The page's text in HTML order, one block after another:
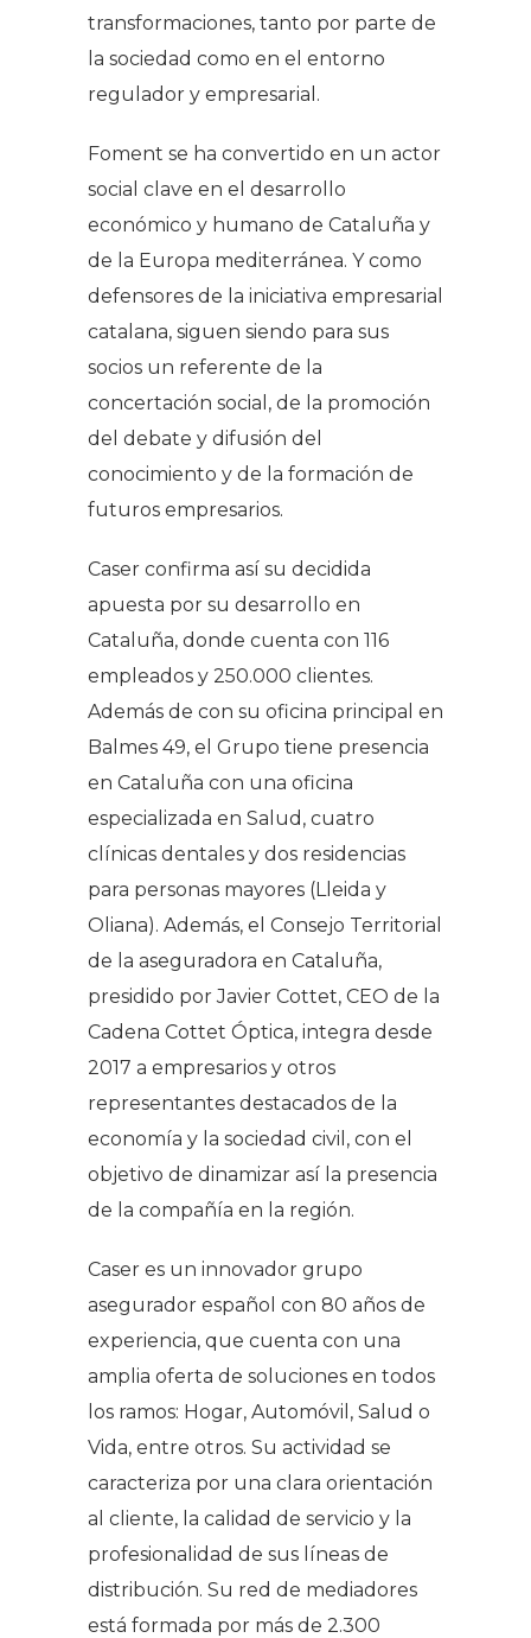
transformaciones, tanto por parte de
la sociedad como en el entorno
regulador y empresarial.
Foment se ha convertido en un actor
social clave en el desarrollo
económico y humano de Cataluña y
de la Europa mediterránea. Y como
defensores de la iniciativa empresarial
catalana, siguen siendo para sus
socios un referente de la
concertación social, de la promoción
del debate y difusión del
conocimiento y de la formación de
futuros empresarios.
Caser confirma así su decidida
apuesta por su desarrollo en
Cataluña, donde cuenta con 116
empleados y 250.000 clientes.
Además de con su oficina principal en
Balmes 49, el Grupo tiene presencia
en Cataluña con una oficina
especializada en Salud, cuatro
clínicas dentales y dos residencias
para personas mayores (Lleida y
Oliana). Además, el Consejo Territorial
de la aseguradora en Cataluña,
presidido por Javier Cottet, CEO de la
Cadena Cottet Óptica, integra desde
2017 a empresarios y otros
representantes destacados de la
economía y la sociedad civil, con el
objetivo de dinamizar así la presencia
de la compañía en la región.
Caser es un innovador grupo
asegurador español con 80 años de
experiencia, que cuenta con una
amplia oferta de soluciones en todos
los ramos: Hogar, Automóvil, Salud o
Vida, entre otros. Su actividad se
caracteriza por una clara orientación
al cliente, la calidad de servicio y la
profesionalidad de sus líneas de
distribución. Su red de mediadores
está formada por más de 2.300